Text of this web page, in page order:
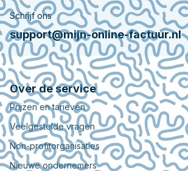
Schrijf ons
support@mijn-online-factuur.nl
Over de service
Prijzen en tarieven
Veelgestelde vragen
Non-profitorganisaties
Nieuwe ondernemers